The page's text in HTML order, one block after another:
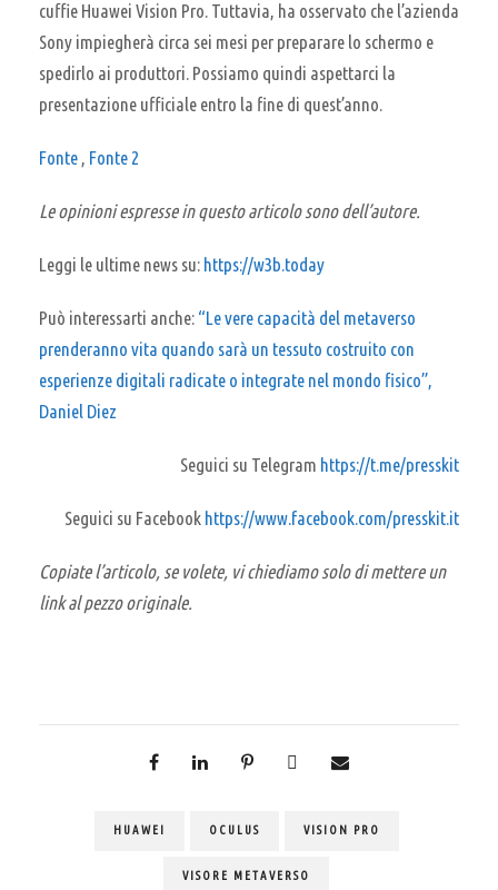
cuffie Huawei Vision Pro. Tuttavia, ha osservato che l’azienda
Sony impiegherà circa sei mesi per preparare lo schermo e
spedirlo ai produttori. Possiamo quindi aspettarci la
presentazione ufficiale entro la fine di quest’anno.
Fonte , Fonte 2
Le opinioni espresse in questo articolo sono dell’autore.
Leggi le ultime news su: https://w3b.today
Può interessarti anche: “Le vere capacità del metaverso
prenderanno vita quando sarà un tessuto costruito con
esperienze digitali radicate o integrate nel mondo fisico”,
Daniel Diez
Seguici su Telegram https://t.me/presskit
Seguici su Facebook https://www.facebook.com/presskit.it
Copiate l’articolo, se volete, vi chiediamo solo di mettere un
link al pezzo originale.
HUAWEI OCULUS VISION PRO
VISORE METAVERSO